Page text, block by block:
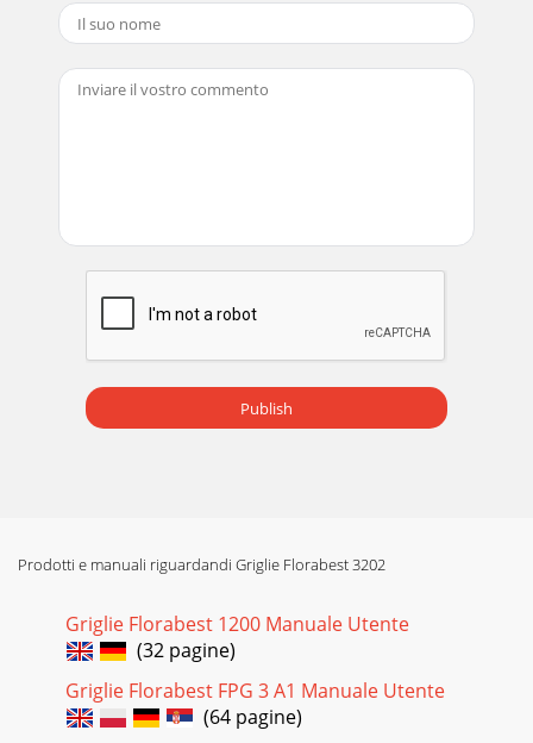
26HUKSzerviz Műszaki kérdések esetén, kérjük, forduljon a
szervizszolgálat-hoz. Ezt a terméket nagy körültekintéssel
uporabo preverite, ali izdelek ni poškodovan.Če je izdelek
Pagina 22 - A grill felállítása
29SIin ne za ko lo no no k-či ali er m. le k-ev, če n, te n. li-da n-
n-ga – Vsakršne spremembe izdelka predstavljajo veliko
Pagina 23 - Bekapcsolás/Begyújtás
navodil lahko povzroči težave in ne-varnosti pri uporabi
Pagina 25 - 91695 L4 i 20101208.indd 25
potrebujete 5 kg plinsko jeklenko s propanom ali butanom,
ki jo lahko kupite v trgovini.O
Publish
Prodotti e manuali riguardandi Griglie Florabest 3202
Griglie Florabest 1200 Manuale Utente
(32 pagine)
Griglie Florabest FPG 3 A1 Manuale Utente
(64 pagine)